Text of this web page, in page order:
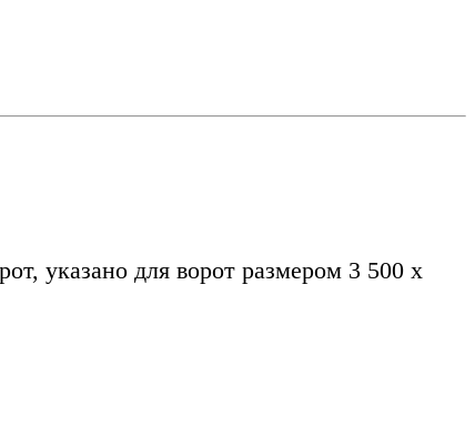
указано для ворот размером 3 500 х